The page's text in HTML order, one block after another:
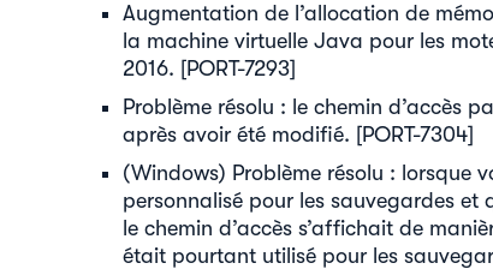
Augmentation de l’allocation de
la machine virtuelle Java pour les
2016. [PORT-7293]
Problème résolu : le chemin d’accès
après avoir été modifié. [PORT-7304]
(Windows) Problème résolu : lorsque
personnalisé pour les sauvegardes et
le chemin d’accès s’affichait de
était pourtant utilisé pour les